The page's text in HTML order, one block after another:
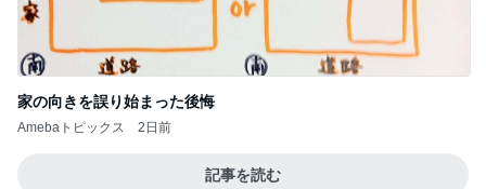
家の向きを誤り始まった後悔
Amebaトピックス 2日前
記事を読む